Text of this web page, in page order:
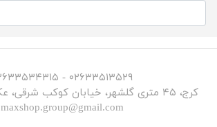
۰۲۶۳۳۵۱۳۵۲۹ - ۰۲۶۳۳۵۳۴۳۱۵
کرج، ۴۵ متری گلشهر، خیابان کوکب شرقی، عکس و فیلم مکث
maxshop.group@gmail.com